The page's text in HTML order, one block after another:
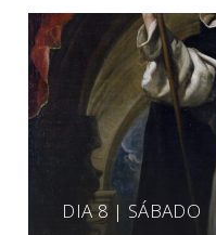
DIA 8 | SÁBADO